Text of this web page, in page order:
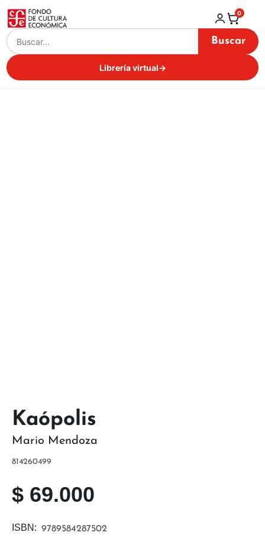
Buscar
Librería virtual→
0
ISBN: 9789584287502
$ 69.000
814260499
Mario Mendoza
Kaópolis